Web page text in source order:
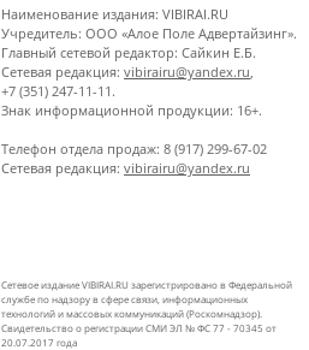
Наименование издания: VIBIRAI.RU
Учредитель: ООО «Алое Поле Адвертайзинг».
Главный сетевой редактор: Сайкин Е.Б.
Сетевая редакция: vibirairu@yandex.ru
+7 (351) 247-11-11.
Знак информационной продукции: 16+.
Телефон отдела продаж: 8 (917) 299-67-02
Сетевая редакция: vibirairu@yandex.ru
Сетевое издание VIBIRAI.RU зарегистрировано в Федеральной
службе по надзору в сфере связи, информационных
технологий и массовых коммуникаций (Роскомнадзор).
Свидетельство о регистрации СМИ ЭЛ № ФС 77 - 70345 от
20.07.2017 года